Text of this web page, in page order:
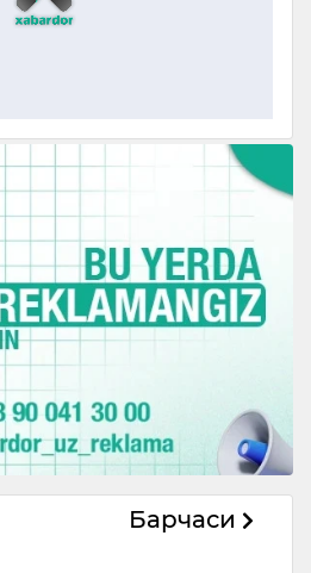
Барчаси